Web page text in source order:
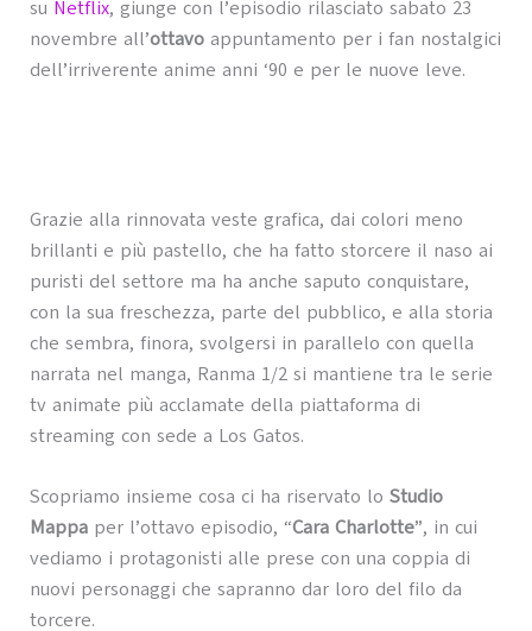
su Netflix, giunge con l’episodio rilasciato sabato 23
novembre all’ottavoappuntamento per i fan nostalgici
dell’irriverente anime anni ‘90 e per le nuove leve.
Grazie alla rinnovata veste grafica, dai colori meno
brillanti e più pastello, che ha fatto storcere il naso ai
puristi del settore ma ha anche saputo conquistare,
con la sua freschezza, parte del pubblico, e alla storia
che sembra, finora, svolgersi in parallelo con quella
narrata nel manga, Ranma 1/2 si mantiene tra le serie
tv animate più acclamate della piattaforma di
streaming con sede a Los Gatos.
Scopriamo insieme cosa ci ha riservato lo Studio
Mappaper l’ottavo episodio, “Cara Charlotte”, in cui
vediamo i protagonisti alle prese con una coppia di
nuovi personaggi che sapranno dar loro del filo da
torcere.